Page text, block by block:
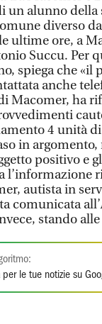
un alunno della
diverso
ultime ore, a
Succu. Per
spiega che «il
anche
Macomer, ha
4 unità
in
positivo e
l’informazione
autista in
comunicata
stando
per le tue notizie su